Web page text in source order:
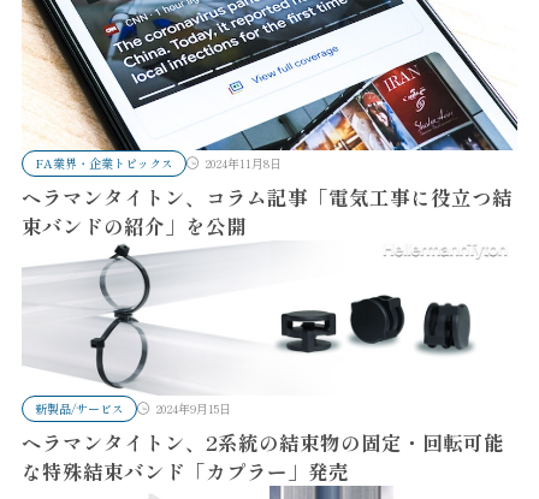
FA業界・企業トピックス 2024年11月8日
ヘラマンタイトン、コラム記事「電気工事に役立つ結
束バンドの紹介」を公開
新製品/サービス 2024年9月15日
ヘラマンタイトン、2系統の結束物の固定・回転可能
な特殊結束バンド「カプラー」発売